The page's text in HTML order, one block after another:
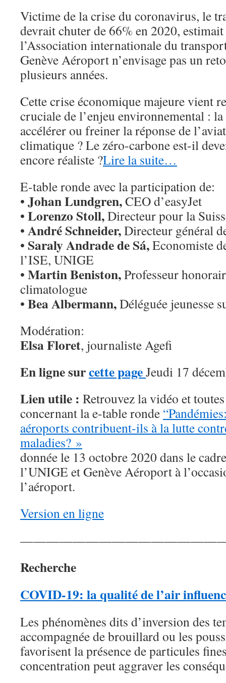
Victime de la crise du coronavirus, le
devrait chuter de 66% en 2020,
l’Association internationale du
Genève Aéroport n’envisage pas un
plusieurs années.
Cette crise économique majeure vient
cruciale de l’enjeu environnemental :
accélérer ou freiner la réponse de
climatique ? Le zéro-carbone est-il
encore réaliste ?Lire la suite…
E-table ronde avec la participation de:
• Johan Lundgren,CEO d’easyJet
• Lorenzo Stoll,Directeur pour la
• André Schneider,Directeur général
• Saraly Andrade de Sá,Economiste
l’ISE, UNIGE
• Martin Beniston,Professeur
climatologue
• Bea Albermann,Déléguée jeunesse
Modération:
Elsa Floret, journaliste Agefi
En ligne surcette pageJeudi 17
Lien utile : Retrouvez la vidéo et
concernant la e-table ronde
aéroports contribuent-ils à la lutte
maladies? »
donnée le 13 octobre 2020 dans le
l’UNIGE et Genève Aéroport à
l’aéroport.
Version en ligne
Recherche
COVID-19: la qualité de l’air
Les phénomènes dits d’inversion des
accompagnée de brouillard ou les
favorisent la présence de particules
concentration peut aggraver les